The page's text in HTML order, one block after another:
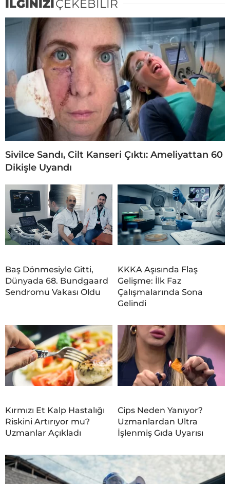
İLGİNİZİ ÇEKEBİLİR
Sivilce Sandı, Cilt Kanseri Çıktı: Ameliyattan 60
Dikişle Uyandı
Baş Dönmesiyle Gitti,
Dünyada 68. Bundgaard
Sendromu Vakası Oldu
KKKA Aşısında Flaş
Gelişme: İlk Faz
Çalışmalarında Sona
Gelindi
Kırmızı Et Kalp Hastalığı
Riskini Artırıyor mu?
Uzmanlar Açıkladı
Cips Neden Yanıyor?
Uzmanlardan Ultra
İşlenmiş Gıda Uyarısı